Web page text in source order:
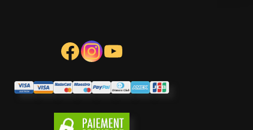
Facebook Instagram YouTube